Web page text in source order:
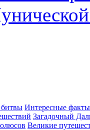
Интересные факты
Загадочный
Великие